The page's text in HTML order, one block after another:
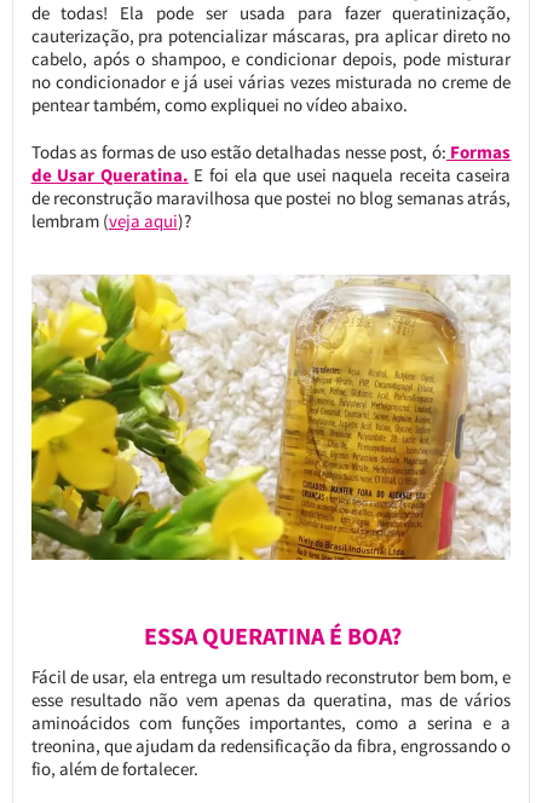
de todas! Ela pode ser usada para fazer queratinização,
cauterização, pra potencializar máscaras, pra aplicar direto no
cabelo, após o shampoo, e condicionar depois, pode misturar
no condicionador e já usei várias vezes misturada no creme de
pentear também, como expliquei no vídeo abaixo.
Todas as formas de uso estão detalhadas nesse post, ó: Formas
de Usar Queratina. E foi ela que usei naquela receita caseira
de reconstrução maravilhosa que postei no blog semanas atrás,
lembram (veja aqui)?
ESSA QUERATINA É BOA?
Fácil de usar, ela entrega um resultado reconstrutor bem bom, e
esse resultado não vem apenas da queratina, mas de vários
aminoácidos com funções importantes, como a serina e a
treonina, que ajudam da redensificação da fibra, engrossando o
fio, além de fortalecer.